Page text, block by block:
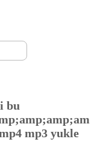
bu
mp3 yukle